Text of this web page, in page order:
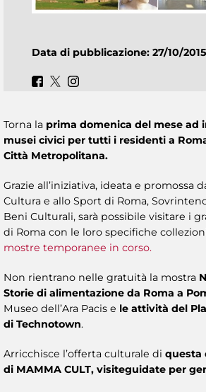
Data di pubblicazione: 27/10/2015
Torna la prima domenica del mese ad
musei civici per tutti i residenti a
Città Metropolitana.
Grazie all’iniziativa, ideata e promossa
Cultura e allo Sport di Roma,
Beni Culturali, sarà possibile visitare i
di Roma con le loro specifiche
mostre temporanee in corso.
Non rientrano nelle gratuità la mostra
Storie di alimentazione da Roma a
Museo dell’Ara Pacis e le attività del
di Technotown.
Arricchisce l’offerta culturale di questa
di MAMMA CULT, visiteguidate per